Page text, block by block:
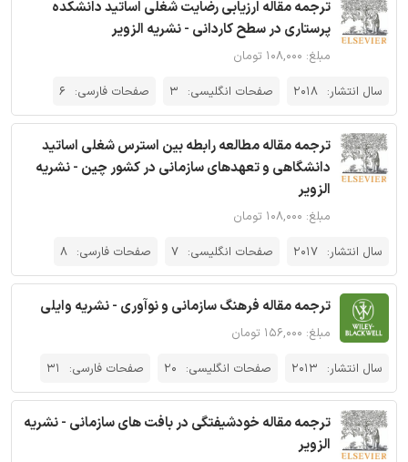
ترجمه مقاله ارزیابی رضایت شغلی اساتید دانشکده
پرستاری در سطح کاردانی - نشریه الزویر
مبلغ: ۱۰۸,۰۰۰ تومان
سال انتشار: 2018 صفحات انگلیسی: 3 صفحات فارسی: 6
ترجمه مقاله مطالعه رابطه بین استرس شغلی اساتید
دانشگاهی و تعهدهای سازمانی در کشور چین - نشریه
الزویر
مبلغ: ۱۰۸,۰۰۰ تومان
سال انتشار: 2017 صفحات انگلیسی: 7 صفحات فارسی: 8
ترجمه مقاله فرهنگ سازمانی و نوآوری - نشریه وایلی
مبلغ: ۱۵۶,۰۰۰ تومان
سال انتشار: 2013 صفحات انگلیسی: 20 صفحات فارسی: 31
ترجمه مقاله خود‌شیفتگی در بافت های سازمانی - نشریه
الزویر